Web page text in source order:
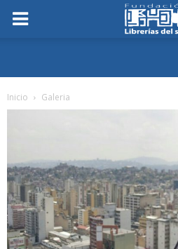
Inicio Galeria